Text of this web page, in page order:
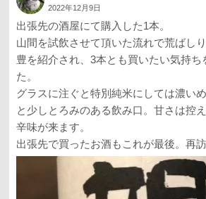
2022年12月9日
出張先の酒屋にて購入した1本。
山間を試飲させて頂いた流れで荒ばし
豊を紹介され、3本とも買いたい気持ち
た。
グラスに注ぐと特別純米にしては濃い
と少しとろみのある飲み口。甘さは控
辛味が来ます。
出張先で買ったお酒もこれが最後。再